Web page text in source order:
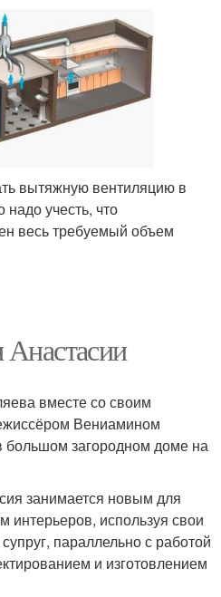
вытяжную вентиляцию в
учесть, что
весь требуемый объем
вместе со своим
Вениамином
большом загородном доме на
занимается новым для
используя свои
параллельно с работой
и изготовлением